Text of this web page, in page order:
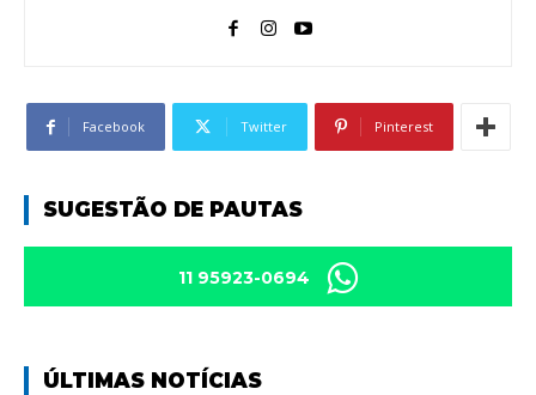
Facebook Twitter Pinterest
SUGESTÃO DE PAUTAS
11 95923-0694
ÚLTIMAS NOTÍCIAS